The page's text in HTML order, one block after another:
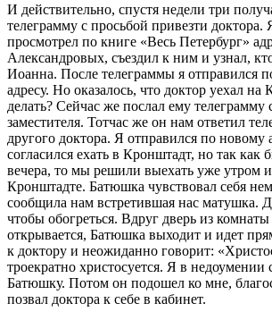
И действительно, спустя недели три
телеграмму с просьбой привезти доктора.
просмотрел по книге «Весь Петербург»
Александровых, съездил к ним и узнал,
Иоанна. После телеграммы я отправился
адресу. Но оказалось, что доктор уехал на
делать? Сейчас же послал ему телеграмму
заместителя. Тотчас же он нам ответил
другого доктора. Я отправился по новому
согласился ехать в Кронштадт, но так как
вечера, то мы решили выехать уже утром
Кронштадте. Батюшка чувствовал себя
сообщила нам встретившая нас матушка.
чтобы обогреться. Вдруг дверь из
открывается, Батюшка выходит и идет
к доктору и неожиданно говорит:
троекратно христосуется. Я в недоумении
Батюшку. Потом он подошел ко мне,
позвал доктора к себе в кабинет.